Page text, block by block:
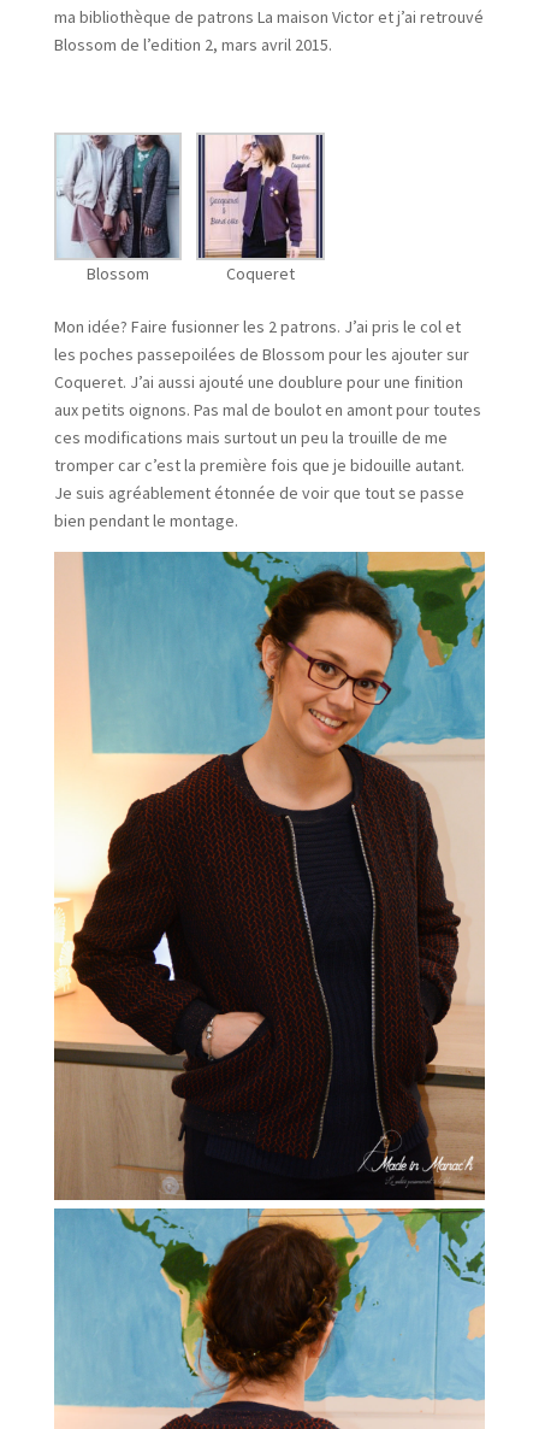
ma bibliothèque de patrons La maison Victor et j’ai retrouvé
Blossom de l’edition 2, mars avril 2015.
Blossom Coqueret
Mon idée? Faire fusionner les 2 patrons. J’ai pris le col et
les poches passepoilées de Blossom pour les ajouter sur
Coqueret. J’ai aussi ajouté une doublure pour une finition
aux petits oignons. Pas mal de boulot en amont pour toutes
ces modifications mais surtout un peu la trouille de me
tromper car c’est la première fois que je bidouille autant.
Je suis agréablement étonnée de voir que tout se passe
bien pendant le montage.